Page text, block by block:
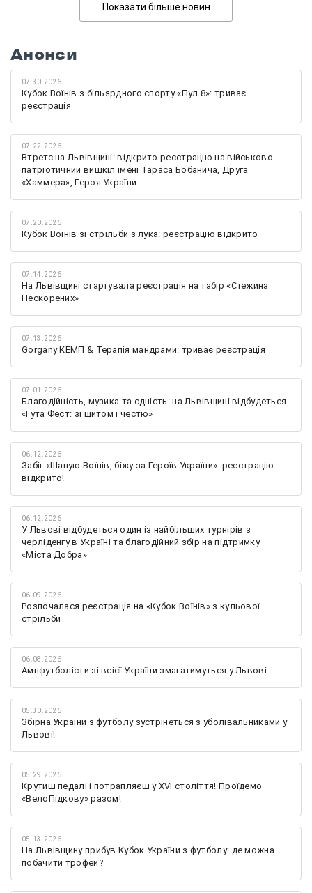
Показати більше новин
Анонси
07.30.2026
Кубок Воїнів з більярдного спорту «Пул 8»: триває
реєстрація
07.22.2026
Втретє на Львівщині: відкрито реєстрацію на військово-
патріотичний вишкіл імені Тараса Бобанича, Друга
«Хаммера», Героя України
07.20.2026
Кубок Воїнів зі стрільби з лука: реєстрацію відкрито
07.14.2026
На Львівщині стартувала реєстрація на табір «Стежина
Нескорених»
07.13.2026
Gorgany КЕМП & Терапія мандрами: триває реєстрація
07.01.2026
Благодійність, музика та єдність: на Львівщині відбудеться
«Гута Фест: зі щитом і честю»
06.12.2026
Забіг «Шаную Воїнів, біжу за Героїв України»: реєстрацію
відкрито!
06.12.2026
У Львові відбудеться один із найбільших турнірів з
черліденгу в Україні та благодійний збір на підтримку
«Міста Добра»
06.09.2026
Розпочалася реєстрація на «Кубок Воїнів» з кульової
стрільби
06.08.2026
Ампфутболісти зі всієї України змагатимуться у Львові
05.30.2026
Збірна України з футболу зустрінеться з уболівальниками у
Львові!
05.29.2026
Крутиш педалі і потрапляєш у XVI століття! Проїдемо
«ВелоПідкову» разом!
05.13.2026
На Львівщину прибув Кубок України з футболу: де можна
побачити трофей?